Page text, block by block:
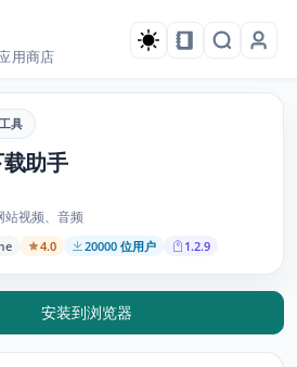
用商店
工具
助手
站视频、音频
4.0 20000 位用户 1.2.9
安装到浏览器